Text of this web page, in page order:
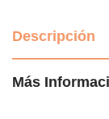
Descripción
Más